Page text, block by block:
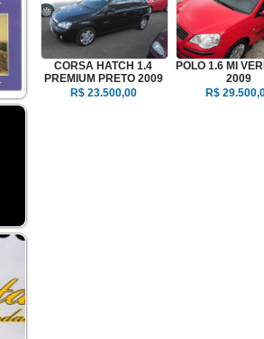
CORSA HATCH 1.4
PREMIUM PRETO 2009
R$ 23.500,00
POLO 1.6 MI
2009
R$